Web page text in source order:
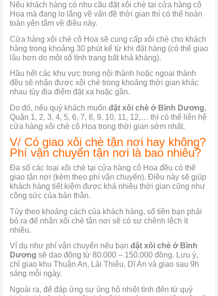
Nếu khách hàng có nhu cầu đặt xôi chè tại cửa hàng cô
Hoa mà đang lo lắng về vấn đề thời gian thì có thể hoàn
toàn yên tâm về điều này.
Cửa hàng xôi chè cô Hoa sẽ cung cấp xôi chè cho khách
hàng trong khoảng 30 phút kể từ khi đặt hàng (có thể giao
lâu hơn do một số tình trạng bất khả kháng).
Hầu hết các khu vực trong nội thành hoặc ngoại thành
đều sẽ nhận được xôi chè trong khoảng thời gian khác
nhau tùy địa điểm đặt xa hoặc gần.
Do đó, nếu quý khách muốn đặt xôi chè ở Bình Dương,
Quận 1, 2, 3, 4, 5, 6, 7, 8, 9, 10, 11, 12,… thì có thể liên hệ
cửa hàng xôi chè cô Hoa trong thời gian sớm nhất.
V/ Có giao xôi chè tận nơi hay không?
Phí vận chuyển tận nơi là bao nhiêu?
Đa số các loại xôi chè tại cửa hàng cô Hoa đều có thể
giao tận nơi (kèm theo phí vận chuyển). Điều này sẽ giúp
khách hàng tiết kiệm được khá nhiều thời gian cũng như
công sức của bản thân.
Tùy theo khoảng cách của khách hàng, số tiền bạn phải
bỏ ra để nhận xôi chè tận nơi sẽ có sự chênh lệch ít
nhiều.
Ví dụ như phí vận chuyển nếu bạn đặt xôi chè ở Bình
Dương sẽ dao động từ 80.000 – 150.000 đồng. Lưu ý,
chỉ giao khu Thuận An, Lái Thiêu, Dĩ An và giao sau 9h
sáng mỗi ngày.
Ngoài ra, để đáp ứng sự ủng hộ nhiệt tình đến từ quý